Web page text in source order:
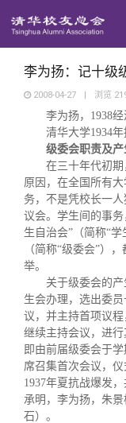
李为扬：记十级
2008-04-27 | 浏览
李为扬， 1938经
清华大学1934年
级委会职责及产
在三十年代初
原因，在全国所有
务，不是凭校长一
议会。学生间的事
生自治会”（简称“
（简称“级委会”）
举。
关于级委会的
生会办理，选出委
议，并主持首项议
继续主持会议，进行
即由前届级委会于
席召集首次会议，
1937年夏抗战爆发
承明，李为扬，朱
石）。